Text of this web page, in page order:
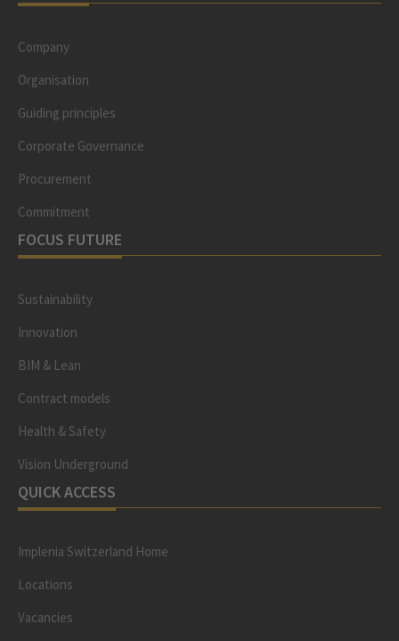
Company
Organisation
Guiding principles
Corporate Governance
Procurement
Commitment
FOCUS FUTURE
Sustainability
Innovation
BIM & Lean
Contract models
Health & Safety
Vision Underground
QUICK ACCESS
Implenia Switzerland Home
Locations
Vacancies